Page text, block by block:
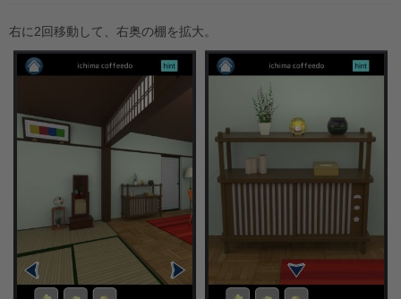
右に2回移動して、右奥の棚を拡大。